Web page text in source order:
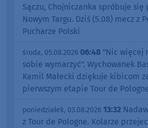
Sączu, Chojniczanka spróbuje się
Nowym Targu. Dziś (5.08) mecz z
Pucharze Polski
środa, 05.08.2026 06:48 "Nic więcej
sobie wymarzyć". Wychowanek
Kamil Małecki dziękuje kibicom
pierwszym etapie Tour de Pologne
poniedziałek, 03.08.2026 13:32
z Tour de Pologne. Kolarze